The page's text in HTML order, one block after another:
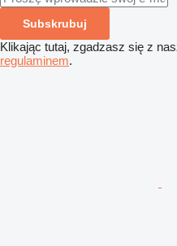
Subskrubuj
Klikając tutaj, zgadzasz się z
regulaminem.